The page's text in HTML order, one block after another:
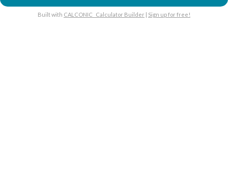
Built with CALCONIC_ Calculator Builder | Sign up for free!